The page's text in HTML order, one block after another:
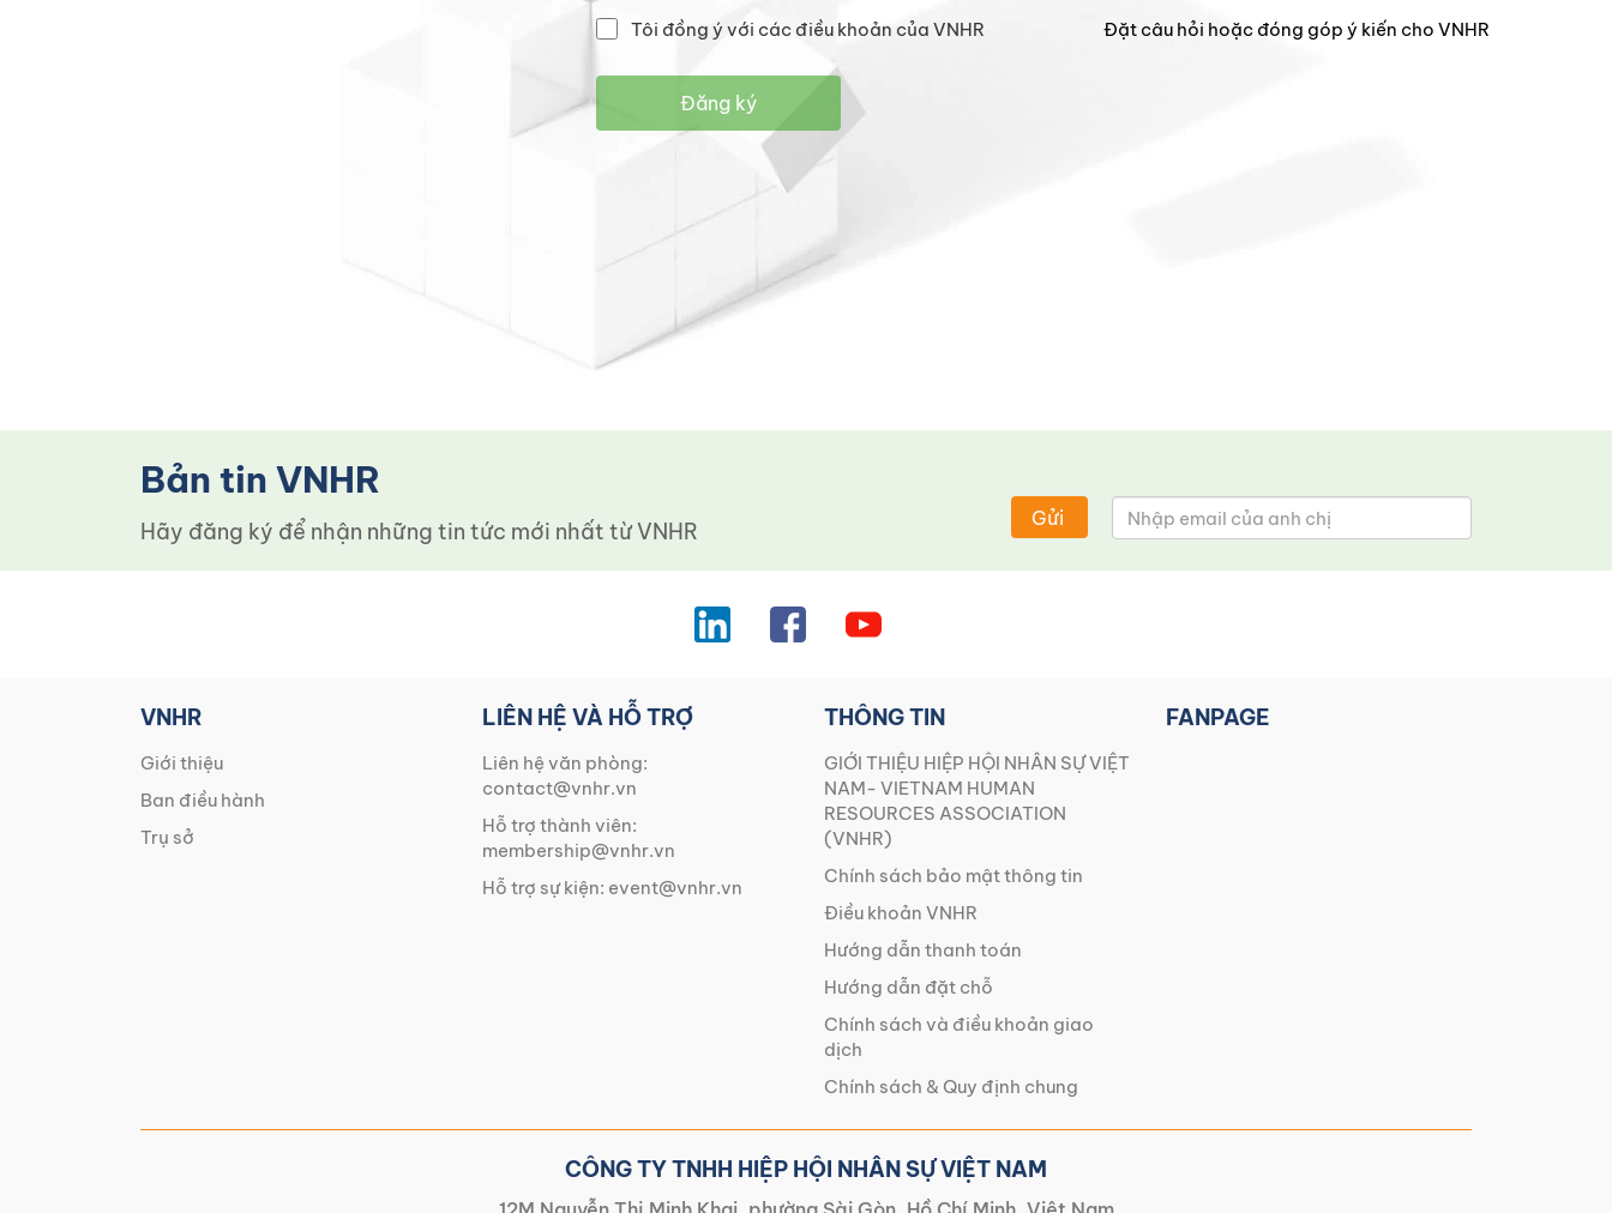
Tôi đồng ý với các điều khoản của VNHR Đặt câu hỏi hoặc đóng góp ý kiến cho VNHR
Đăng ký
Bản tin VNHR
Hãy đăng ký để nhận những tin tức mới nhất từ ​​VNHR Gửi
VNHR
Giới thiệu
Ban điều hành
Trụ sở
LIÊN HỆ VÀ HỖ TRỢ
Liên hệ văn phòng:
contact@vnhr.vn
Hỗ trợ thành viên:
membership@vnhr.vn
Hỗ trợ sự kiện: event@vnhr.vn
THÔNG TIN
GIỚI THIỆU HIỆP HỘI NHÂN SỰ VIỆT
NAM- VIETNAM HUMAN
RESOURCES ASSOCIATION
(VNHR)
Chính sách bảo mật thông tin
Điều khoản VNHR
Hướng dẫn thanh toán
Hướng dẫn đặt chỗ
Chính sách và điều khoản giao
dịch
Chính sách & Quy định chung
FANPAGE
CÔNG TY TNHH HIỆP HỘI NHÂN SỰ VIỆT NAM